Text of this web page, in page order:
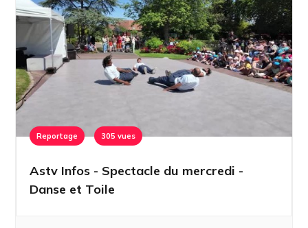
Reportage 305 vues
Astv Infos - Spectacle du mercredi -
Danse et Toile